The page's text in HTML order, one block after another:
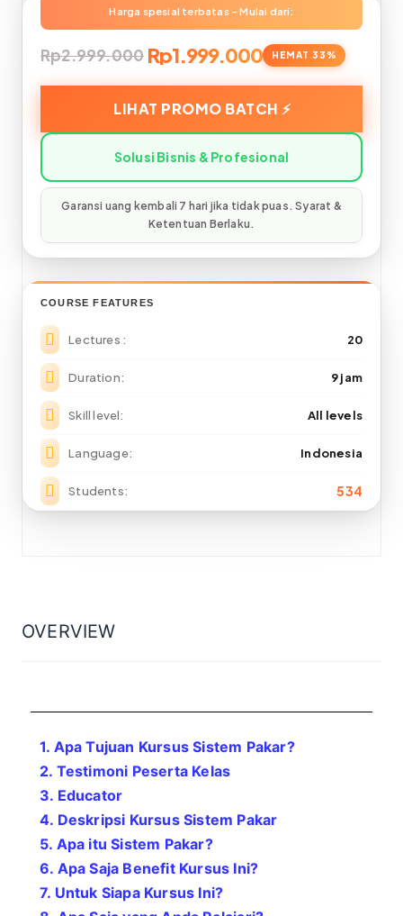
OVERVIEW
1. Apa Tujuan Kursus Sistem Pakar?
2. Testimoni Peserta Kelas
3. Educator
4. Deskripsi Kursus Sistem Pakar
5. Apa itu Sistem Pakar?
6. Apa Saja Benefit Kursus Ini?
7. Untuk Siapa Kursus Ini?
Rp2.999.000 Rp1.999.000
COURSE FEATURES
Lectures 20
Duration 9 jam
Skill level All levels
Language Indonesia
Students 534